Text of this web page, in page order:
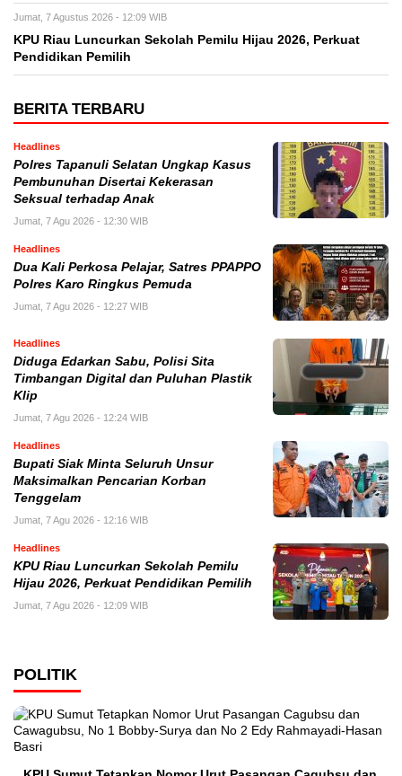
Jumat, 7 Agustus 2026 - 12:09 WIB
KPU Riau Luncurkan Sekolah Pemilu Hijau 2026, Perkuat
Pendidikan Pemilih
BERITA TERBARU
Headlines
Polres Tapanuli Selatan Ungkap Kasus
Pembunuhan Disertai Kekerasan
Seksual terhadap Anak
Jumat, 7 Agu 2026 - 12:30 WIB
Headlines
Dua Kali Perkosa Pelajar, Satres PPAPPO
Polres Karo Ringkus Pemuda
Jumat, 7 Agu 2026 - 12:27 WIB
Headlines
Diduga Edarkan Sabu, Polisi Sita
Timbangan Digital dan Puluhan Plastik
Klip
Jumat, 7 Agu 2026 - 12:24 WIB
Headlines
Bupati Siak Minta Seluruh Unsur
Maksimalkan Pencarian Korban
Tenggelam
Jumat, 7 Agu 2026 - 12:16 WIB
Headlines
KPU Riau Luncurkan Sekolah Pemilu
Hijau 2026, Perkuat Pendidikan Pemilih
Jumat, 7 Agu 2026 - 12:09 WIB
POLITIK